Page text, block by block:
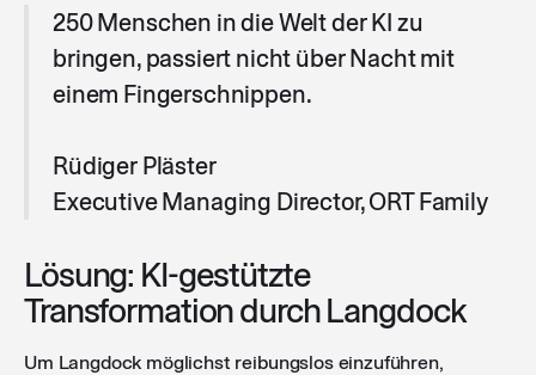
250 Menschen in die Welt der KI zu
bringen, passiert nicht über Nacht mit
einem Fingerschnippen.
Rüdiger Pläster
Executive Managing Director, ORT Family
Lösung: KI-gestützte
Transformation durch Langdock
Um Langdock möglichst reibungslos einzuführen,